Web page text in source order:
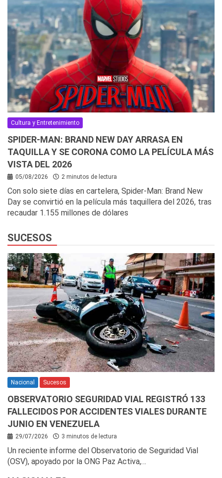
Cultura y Entretenimiento
SPIDER-MAN: BRAND NEW DAY ARRASA EN
TAQUILLA Y SE CORONA COMO LA PELÍCULA MÁS
VISTA DEL 2026
05/08/2026 2 minutos de lectura
Con solo siete días en cartelera, Spider-Man: Brand New
Day se convirtió en la película más taquillera del 2026, tras
recaudar 1.155 millones de dólares
SUCESOS
Nacional Sucesos
OBSERVATORIO SEGURIDAD VIAL REGISTRÓ 133
FALLECIDOS POR ACCIDENTES VIALES DURANTE
JUNIO EN VENEZUELA
29/07/2026 3 minutos de lectura
Un reciente informe del Observatorio de Seguridad Vial
(OSV), apoyado por la ONG Paz Activa,…